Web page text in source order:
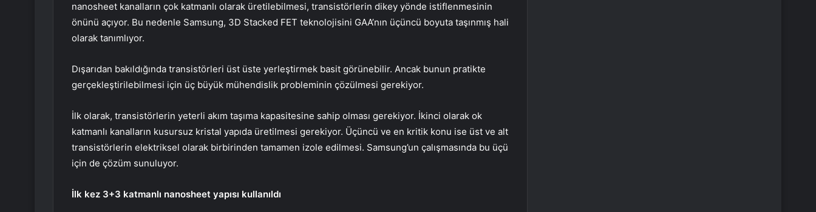
nanosheet kanalların çok katmanlı olarak üretilebilmesi, transistörlerin dikey yönde istiflenmesinin
önünü açıyor. Bu nedenle Samsung, 3D Stacked FET teknolojisini GAA’nın üçüncü boyuta taşınmış hali
olarak tanımlıyor.
Dışarıdan bakıldığında transistörleri üst üste yerleştirmek basit görünebilir. Ancak bunun pratikte
gerçekleştirilebilmesi için üç büyük mühendislik probleminin çözülmesi gerekiyor.
İlk olarak, transistörlerin yeterli akım taşıma kapasitesine sahip olması gerekiyor. İkinci olarak ok
katmanlı kanalların kusursuz kristal yapıda üretilmesi gerekiyor. Üçüncü ve en kritik konu ise üst ve alt
transistörlerin elektriksel olarak birbirinden tamamen izole edilmesi. Samsung’un çalışmasında bu üçü
için de çözüm sunuluyor.
İlk kez 3+3 katmanlı nanosheet yapısı kullanıldı